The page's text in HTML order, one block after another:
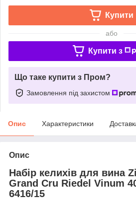
Купити
або
Купити з
Що таке купити з Пром?
Замовлення під захистом
Опис Характеристики
Опис
Набір келихів для вина
Grand Cru Riedel Vinum
6416/15